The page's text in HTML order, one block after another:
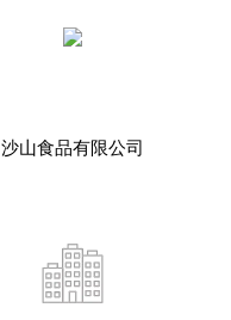
沙山食品有限公司